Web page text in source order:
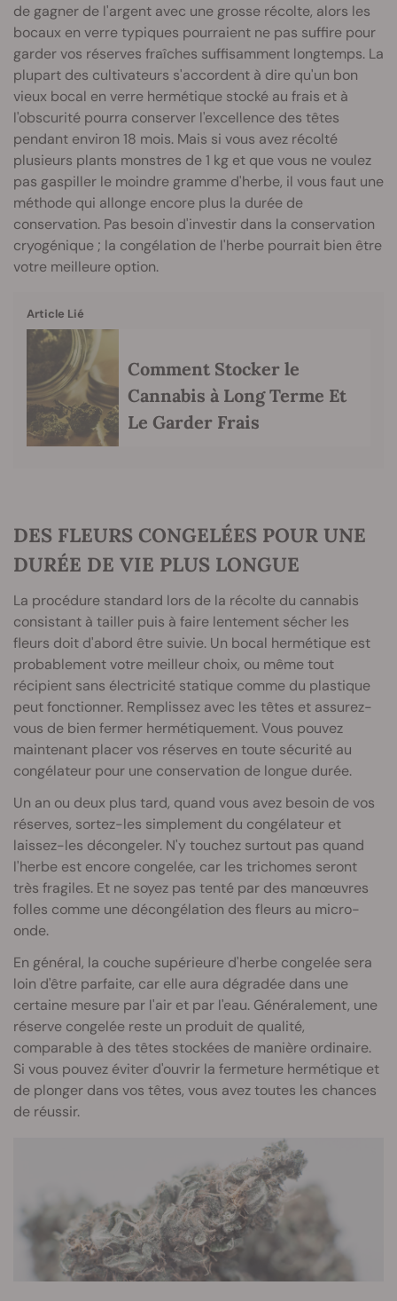
de gagner de l'argent avec une grosse récolte, alors les
bocaux en verre typiques pourraient ne pas suffire pour
garder vos réserves fraîches suffisamment longtemps. La
plupart des cultivateurs s'accordent à dire qu'un bon
vieux bocal en verre hermétique stocké au frais et à
l'obscurité pourra conserver l'excellence des têtes
pendant environ 18 mois. Mais si vous avez récolté
plusieurs plants monstres de 1 kg et que vous ne voulez
pas gaspiller le moindre gramme d'herbe, il vous faut une
méthode qui allonge encore plus la durée de
conservation. Pas besoin d'investir dans la conservation
cryogénique ; la congélation de l'herbe pourrait bien être
votre meilleure option.
Article Lié
Comment Stocker le
Cannabis à Long Terme Et
Le Garder Frais
DES FLEURS CONGELÉES POUR UNE
DURÉE DE VIE PLUS LONGUE
La procédure standard lors de la récolte du cannabis
consistant à tailler puis à faire lentement sécher les
fleurs doit d'abord être suivie. Un bocal hermétique est
probablement votre meilleur choix, ou même tout
récipient sans électricité statique comme du plastique
peut fonctionner. Remplissez avec les têtes et assurez-
vous de bien fermer hermétiquement. Vous pouvez
maintenant placer vos réserves en toute sécurité au
congélateur pour une conservation de longue durée.
Un an ou deux plus tard, quand vous avez besoin de vos
réserves, sortez-les simplement du congélateur et
laissez-les décongeler. N'y touchez surtout pas quand
l'herbe est encore congelée, car les trichomes seront
très fragiles. Et ne soyez pas tenté par des manœuvres
folles comme une décongélation des fleurs au micro-
onde.
En général, la couche supérieure d'herbe congelée sera
loin d'être parfaite, car elle aura dégradée dans une
certaine mesure par l'air et par l'eau. Généralement, une
réserve congelée reste un produit de qualité,
comparable à des têtes stockées de manière ordinaire.
Si vous pouvez éviter d'ouvrir la fermeture hermétique et
de plonger dans vos têtes, vous avez toutes les chances
de réussir.